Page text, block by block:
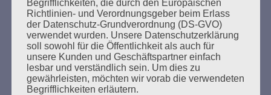
MARATHONLESUNG AUS DEN
VERBRANNTEN BÜCHERN
Begrifflichkeiten, die durch den Europäischen
Richtlinien- und Verordnungsgeber beim Erlass
der Datenschutz-Grundverordnung (DS-GVO)
verwendet wurden. Unsere Datenschutzerklärung
soll sowohl für die Öffentlichkeit als auch für
unsere Kunden und Geschäftspartner einfach
lesbar und verständlich sein. Um dies zu
gewährleisten, möchten wir vorab die verwendeten
Begrifflichkeiten erläutern.